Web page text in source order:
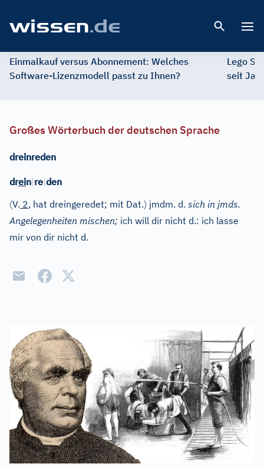
Einmalkauf versus Abonnement: Welches
Software-Lizenzmodell passt zu Ihnen?
Lego
seit
Großes Wörterbuch der deutschen Sprache
dreinreden
drein|re|den
〈V. 2, hat dreingeredet; mit Dat.〉 jmdm. d. sich in jmds.
Angelegenheiten mischen; ich will dir nicht d.: ich lasse
mir von dir nicht d.